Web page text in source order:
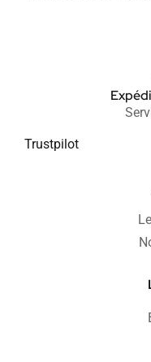
Trustpilot